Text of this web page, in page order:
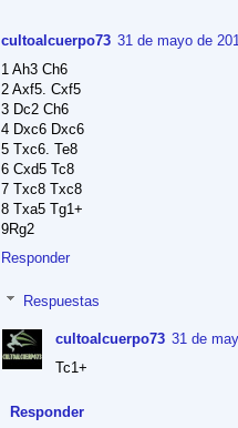
cultoalcuerpo73 31 de mayo de
1 Ah3 Ch6
2 Axf5. Cxf5
3 Dc2 Ch6
4 Dxc6 Dxc6
5 Txc6. Te8
6 Cxd5 Tc8
7 Txc8 Txc8
8 Txa5 Tg1+
9Rg2
Responder
Respuestas
cultoalcuerpo73 31 de
Tc1+
Responder